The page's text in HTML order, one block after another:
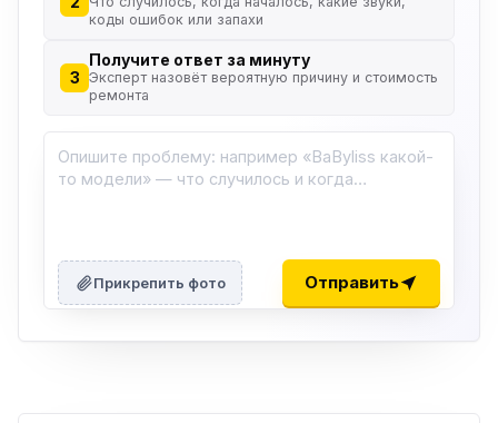
коды ошибок или запахи
3
Получите ответ за минуту
Эксперт назовёт вероятную причину и стоимость
ремонта
Прикрепить фото Отправить